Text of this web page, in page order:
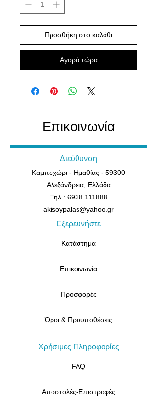
Προσθήκη στο καλάθι
Αγορά τώρα
Επικοινωνία
Διεύθυνση
Καμποχώρι - Ημαθίας - 59300
Αλεξάνδρεια, Ελλάδα
Τηλ.: 6938.111888
akisoypalas@yahoo.gr
Εξερευνήστε
Κατάστημα
Επικοινωνία
Προσφορές
Όροι & Προυποθέσεις
Χρήσιμες Πληροφορίες
FAQ
Αποστολές-Επιστροφές